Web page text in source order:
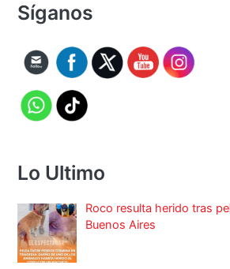
Síganos
Lo Ultimo
Roco resulta herido tras
Buenos Aires